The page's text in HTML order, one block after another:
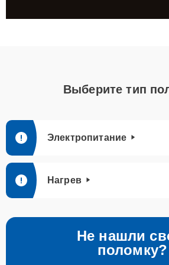
Выберите тип
Электропитание
Нагрев
Не нашли
поломку?